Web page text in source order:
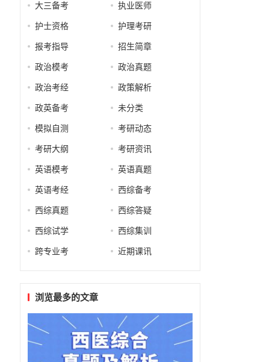
大三备考 执业医师
护士资格 护理考研
报考指导 招生简章
政治模考 政治真题
政治考经 政策解析
政英备考 未分类
模拟自测 考研动态
考研大纲 考研资讯
英语模考 英语真题
英语考经 西综备考
西综真题 西综答疑
西综试学 西综集训
跨专业考 近期课讯
浏览最多的文章